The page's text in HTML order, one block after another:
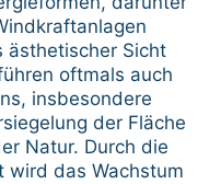
ästhetischer Sicht
oftmals auch
insbesondere
der Fläche
Natur. Durch die
wird das Wachstum